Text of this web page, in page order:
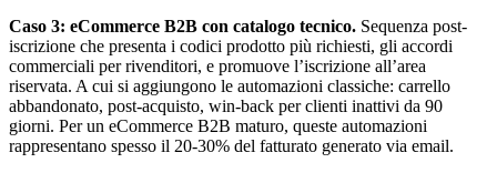
Caso 3: eCommerce B2B con catalogo tecnico. Sequenza post-
iscrizione che presenta i codici prodotto più richiesti, gli accordi
commerciali per rivenditori, e promuove l’iscrizione all’area
riservata. A cui si aggiungono le automazioni classiche: carrello
abbandonato, post-acquisto, win-back per clienti inattivi da 90
giorni. Per un eCommerce B2B maturo, queste automazioni
rappresentano spesso il 20-30% del fatturato generato via email.